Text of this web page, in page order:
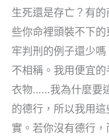
生死還是存亡？有
些你命裡頭裝不下
牢判刑的例子還少
不相稱。我用便宜
衣物……我為什麼要
的德行，所以我用
實。若你沒有德行